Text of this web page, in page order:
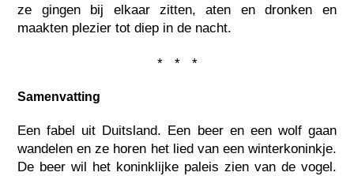
ze gingen bij elkaar zitten, aten en dronken en
maakten plezier tot diep in de nacht.
* * *
Samenvatting
Een fabel uit Duitsland. Een beer en een wolf gaan
wandelen en ze horen het lied van een winterkoninkje.
De beer wil het koninklijke paleis zien van de vogel.